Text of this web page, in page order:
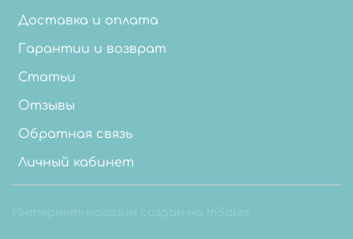
Доставка и оплата
Гарантии и возврат
Статьи
Отзывы
Обратная связь
Личный кабинет
Интернет-магазин создан на InSales